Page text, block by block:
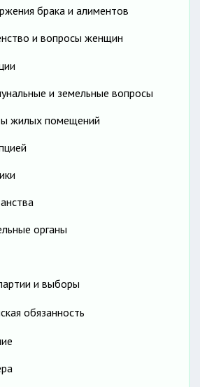
брака и алиментов
и вопросы женщин
и земельные вопросы
жилых помещений
органы
и выборы
обязанность